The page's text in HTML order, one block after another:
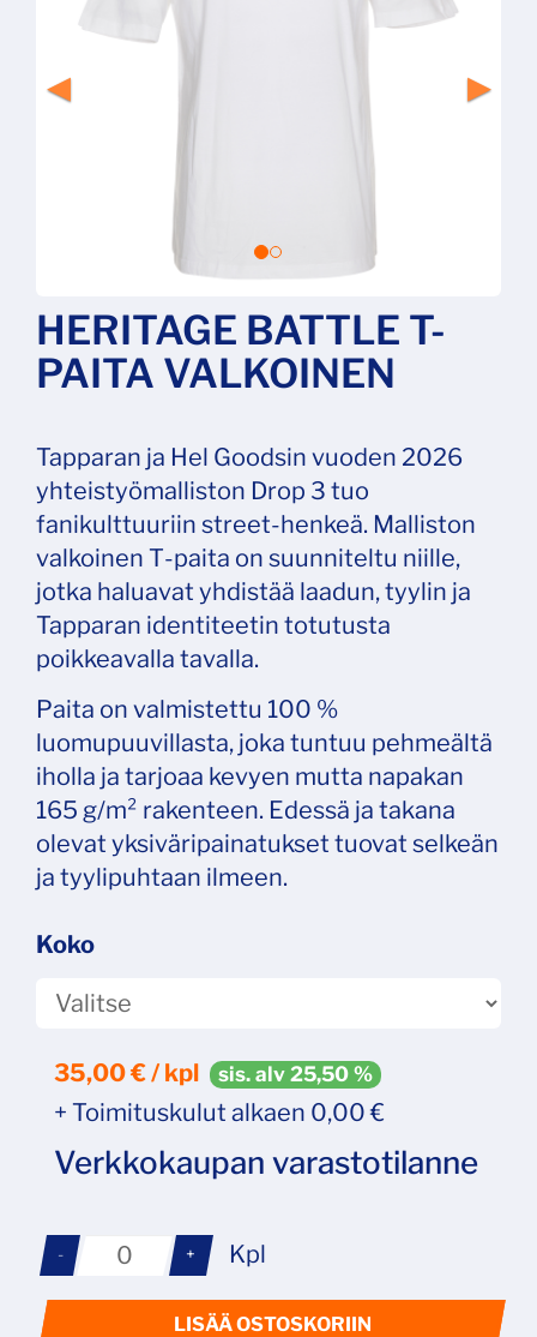
HERITAGE BATTLE T-
PAITA VALKOINEN
Tapparan ja Hel Goodsin vuoden 2026
yhteistyömalliston Drop 3 tuo
fanikulttuuriin street‑henkeä. Malliston
valkoinen T‑paita on suunniteltu niille,
jotka haluavat yhdistää laadun, tyylin ja
Tapparan identiteetin totutusta
poikkeavalla tavalla.
Paita on valmistettu 100 %
luomupuuvillasta, joka tuntuu pehmeältä
iholla ja tarjoaa kevyen mutta napakan
165 g/m² rakenteen. Edessä ja takana
olevat yksiväripainatukset tuovat selkeän
ja tyylipuhtaan ilmeen.
Koko
35,00€ / kpl sis. alv 25,50 %
+ Toimituskulut alkaen 0,00 €
Verkkokaupan varastotilanne
- + Kpl
LISÄÄ OSTOSKORIIN